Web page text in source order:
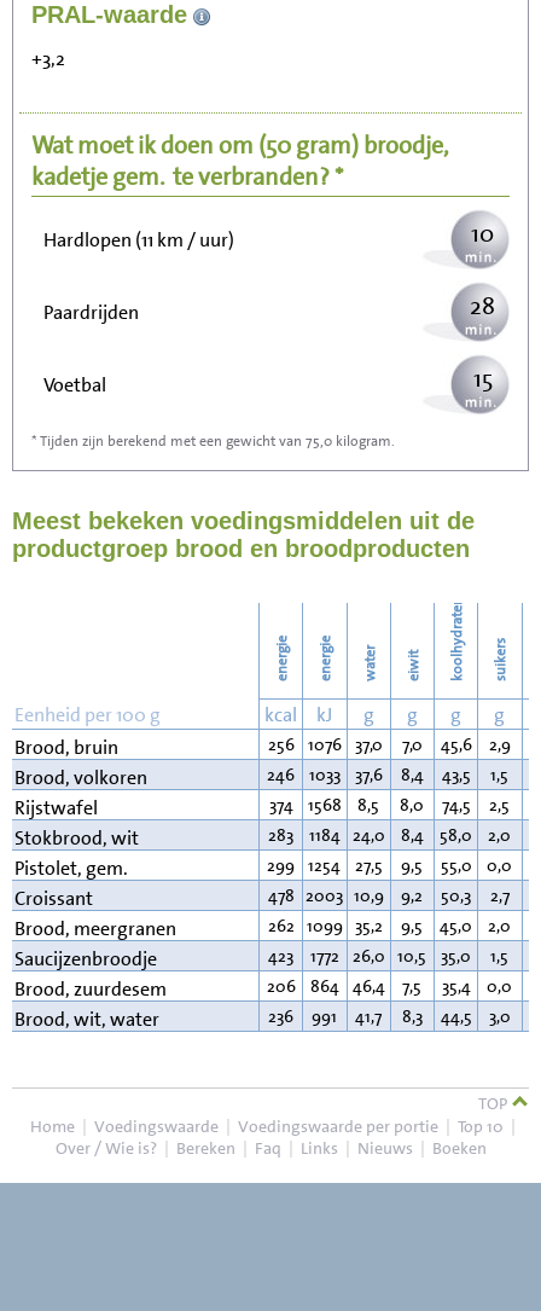
PRAL-waarde
+3,2
Wat moet ik doen om (50 gram)broodje,
kadetje gem. te verbranden? *
Zitten, tv kijken
Wandelen (5 km/uur)
Hardlopen (11 km / uur) 10
Paardrijden 28
Voetbal 15
Stofzuigen
Strijken 49
56
* Tijden zijn berekend met een gewicht van 75,0 kilogram.
Meest bekeken voedingsmiddelen uit de
productgroep brood en broodproducten
energie energie water eiwit koolhydraten suikers
Eenheid per 100 g kcal kJ g g g g
Brood, bruin
256 1076 37,0 7,0 45,6 2,9
Brood, volkoren 246 1033 37,6 8,4 43,5 1,5
Rijstwafel 374 1568 8,5 8,0 74,5 2,5
Stokbrood, wit 283 1184 24,0 8,4 58,0 2,0
Pistolet, gem. 299 1254 27,5 9,5 55,0 0,0
Croissant 478 2003 10,9 9,2 50,3 2,7
Brood, meergranen 262 1099 35,2 9,5 45,0 2,0
Saucijzenbroodje 423 1772 26,0 10,5 35,0 1,5
Brood, zuurdesem 206 864 46,4 7,5 35,4 0,0
Brood, wit, water 236 991 41,7 8,3 44,5 3,0
TOP
Home | Voedingswaarde | Voedingswaarde per portie | Top 10 |
Over / Wie is? | Bereken | Faq | Links | Nieuws | Boeken